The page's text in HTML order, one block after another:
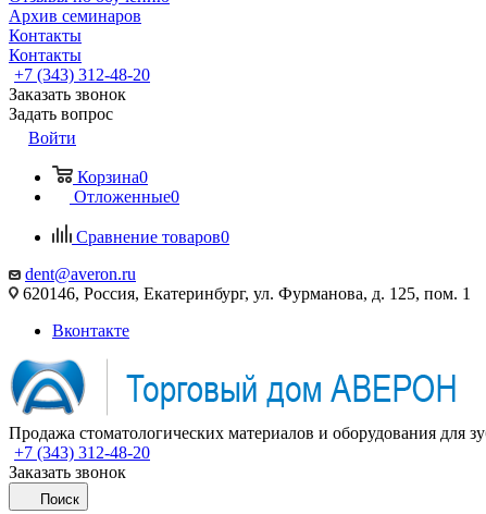
Архив семинаров
Контакты
Контакты
+7 (343) 312-48-20
Заказать звонок
Задать вопрос
Войти
Корзина0
Отложенные0
Сравнение товаров0
dent@averon.ru
620146, Россия, Екатеринбург, ул. Фурманова, д. 125, пом. 1
Вконтакте
Продажа стоматологических материалов и оборудования для
+7 (343) 312-48-20
Заказать звонок
Поиск